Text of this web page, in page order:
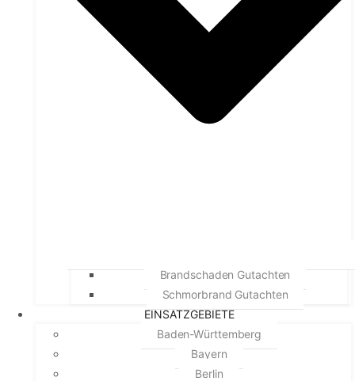
Brandschaden Gutachten
Schmorbrand Gutachten
EINSATZGEBIETE
Baden-Württemberg
Bayern
Berlin